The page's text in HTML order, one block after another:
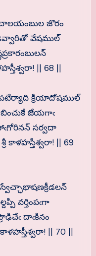
జొరం
వేషముల్
|| 68 ||
క్రియాదోషముల్
జేయగాఁ
సర్వదా
కాళహస్తీశ్వరా! || 69
వర్తింపఁగా
దాఁకినం
|| 70 ||